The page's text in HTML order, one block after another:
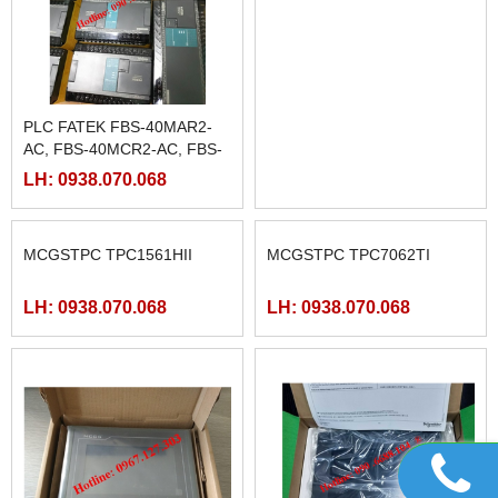
NGUỒN CHÍNH HÃNG
LRS-350-12, LRS-350-24,
LH: 0938.070.068
PLC FATEK FBS-60MAR2-
60MAT2-AC, FBS-60MCT2-
LH: 0938.070.068